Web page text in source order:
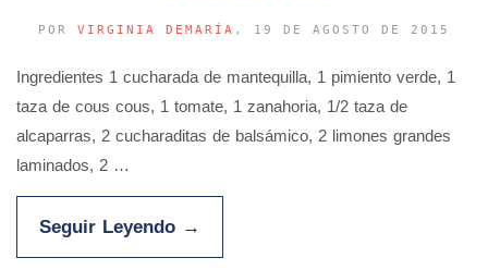
POR VIRGINIA DEMARÍA , 19 DE AGOSTO DE 2015
Ingredientes 1 cucharada de mantequilla, 1 pimiento verde, 1
taza de cous cous, 1 tomate, 1 zanahoria, 1/2 taza de
alcaparras, 2 cucharaditas de balsámico, 2 limones grandes
laminados, 2 …
Seguir Leyendo →